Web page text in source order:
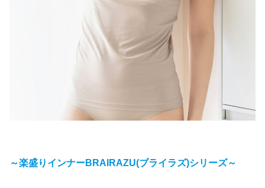
～楽盛りインナーBRAIRAZU(ブライラズ)シリーズ～